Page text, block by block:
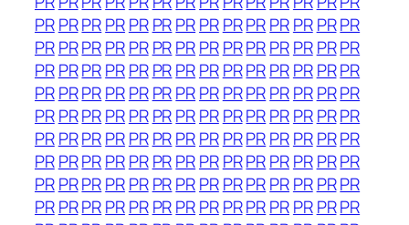
PRPRPRPRPR PRPRPRPRPRPRPR PRPR
PRPRPRPRPR PRPRPRPRPRPRPR PRPR
PRPRPRPRPR PRPRPRPRPRPRPR PRPR
PRPRPRPRPR PRPRPRPRPRPRPR PRPR
PRPRPRPRPR PRPRPRPRPRPRPR PRPR
PRPRPRPRPR PRPRPRPRPRPRPR PRPR
PRPRPRPRPR PRPRPRPRPRPRPR PRPR
PRPRPRPRPR PRPRPRPRPRPRPR PRPR
PRPRPRPRPR PRPRPRPRPRPRPR PRPR